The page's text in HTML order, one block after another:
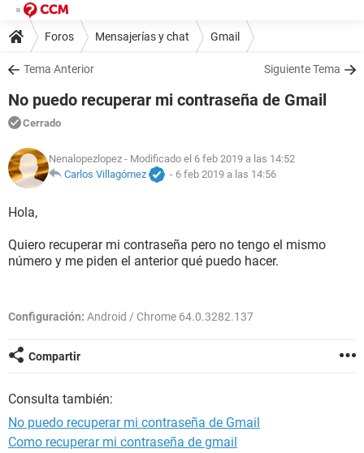
Foros Mensajerías y chat Gmail
Tema Anterior Siguiente Tema
No puedo recuperar mi contraseña de Gmail
Cerrado
Nenalopezlopez - Modificado el 6 feb 2019 a las 14:52
Carlos Villagómez
- 6 feb 2019 a las 14:56
Hola,
Quiero recuperar mi contraseña pero no tengo el mismo
número y me piden el anterior qué puedo hacer.
Configuración: Android / Chrome 64.0.3282.137
Compartir
Consulta también:
No puedo recuperar mi contraseña de Gmail
Como recuperar mi contraseña de gmail